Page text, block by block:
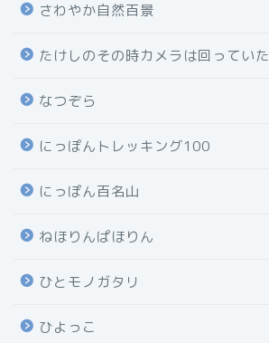
さわやか自然百景
たけしのその時カメラは回っていた
なつぞら
にっぽんトレッキング100
にっぽん百名山
ねほりんぱほりん
ひとモノガタリ
ひよっこ